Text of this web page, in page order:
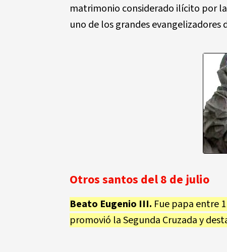
matrimonio considerado ilícito por
uno de los grandes evangelizadores
Otros santos del 8 de julio
Beato Eugenio III. Fue papa entre
promovió la Segunda Cruzada y